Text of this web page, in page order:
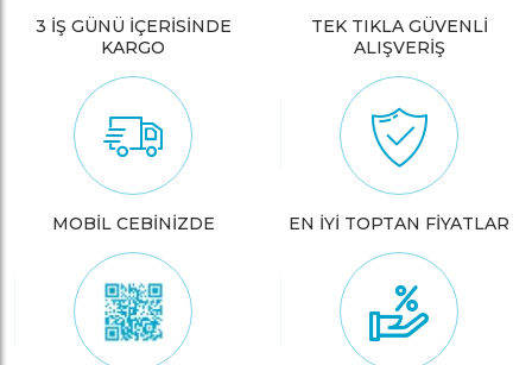
3 İŞ GÜNÜ İÇERİSİNDE
KARGO
TEK TIKLA GÜVENLİ
ALIŞVERİŞ
MOBİL CEBİNİZDE EN İYİ TOPTAN FİYATLAR